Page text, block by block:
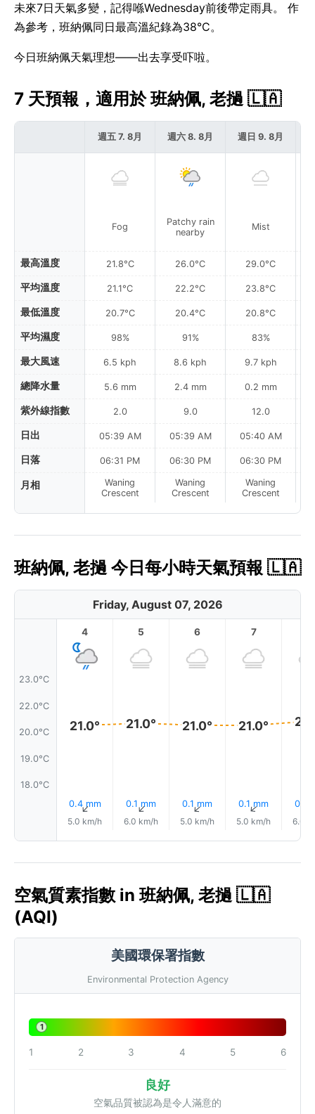
未來7日天氣多變，記得喺Wednesday前後帶定雨具。 作
為參考，班納佩同日最高溫紀錄為38°C。
今日班納佩天氣理想——出去享受吓啦。
7 天預報，適用於 班納佩, 老撾 🇱🇦
最高溫度
平均溫度
最低溫度
平均濕度
最大風速
總降水量
紫外線指數
日出
日落
月相
週五 7. 8月
Fog
21.8°C
21.1°C
20.7°C
98%
6.5 kph
5.6 mm
2.0
05:39 AM
06:31 PM
Waning
Crescent
週六 8. 8月
Patchy rain
nearby
26.0°C
22.2°C
20.4°C
91%
8.6 kph
2.4 mm
9.0
05:39 AM
06:30 PM
Waning
Crescent
週日 9. 8月
Mist
29.0°C
23.8°C
20.8°C
83%
9.7 kph
0.2 mm
12.0
05:40 AM
06:30 PM
Waning
Crescent
班納佩, 老撾 今日每小時天氣預報 🇱🇦
Friday, August 07, 2026
23.0°C
22.0°C
20.0°C
19.0°C
18.0°C
4
21.0°
0.4 mm
↑
5.0 km/h
5
21.0°
0.1 mm
↑
6.0 km/h
6
21.0°
0.1 mm
↑
5.0 km/h
7
21.0°
0.1 mm
↑
5.0 km/h
0.1
6.0
空氣質素指數 in 班納佩, 老撾 🇱🇦
(AQI)
美國環保署指數
Environmental Protection Agency
1
1 2 3 4 5 6
良好
空氣品質被認為是令人滿意的